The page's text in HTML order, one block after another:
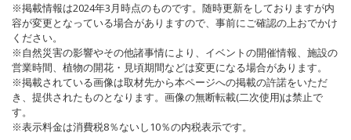
※掲載情報は2024年3月時点のものです。随時更新をしておりますが内
容が変更となっている場合がありますので、事前にご確認の上おでかけ
ください。
※自然災害の影響やその他諸事情により、イベントの開催情報、施設の
営業時間、植物の開花・見頃期間などは変更になる場合があります。
※掲載されている画像は取材先から本ページへの掲載の許諾をいただ
き、提供されたものとなります。画像の無断転載(二次使用)は禁止で
す。
※表示料金は消費税8％ないし10％の内税表示です。